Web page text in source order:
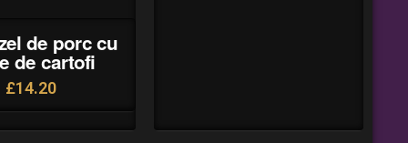
de porc cu
de cartofi
£14.20